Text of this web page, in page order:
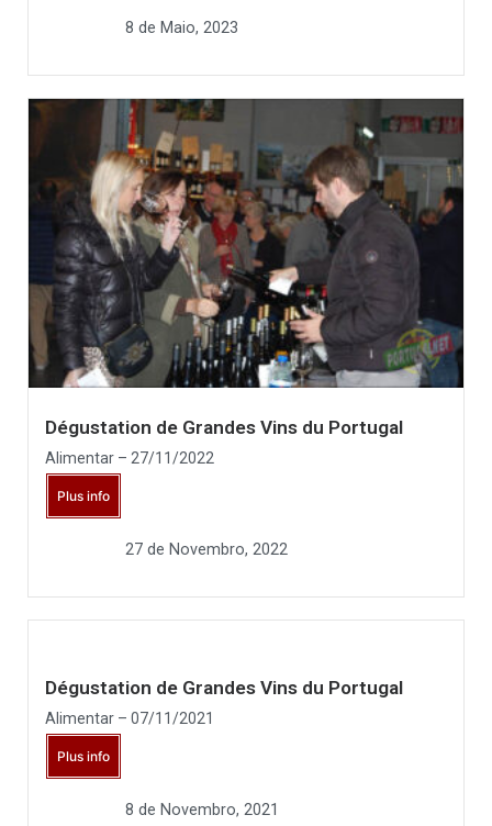
8 de Maio, 2023
Dégustation de Grandes Vins du Portugal
Alimentar – 27/11/2022
Plus info
27 de Novembro, 2022
Dégustation de Grandes Vins du Portugal
Alimentar – 07/11/2021
Plus info
8 de Novembro, 2021